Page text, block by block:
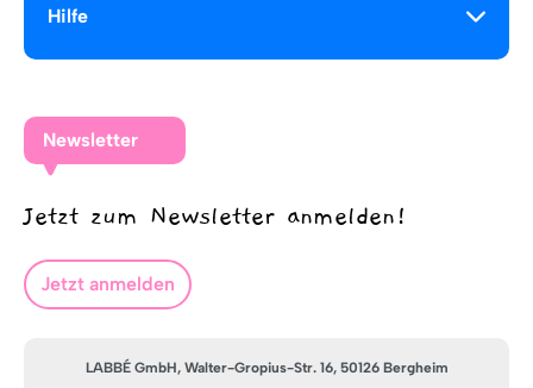
Hilfe
Newsletter
Jetzt zum Newsletter anmelden!
Jetzt anmelden
LABBÉ GmbH, Walter-Gropius-Str. 16, 50126 Bergheim